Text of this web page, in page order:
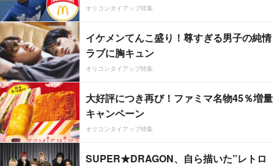
オリコンタイアップ特集
イケメンてんこ盛り！尊すぎる男子の純情
ラブに胸キュン
オリコンタイアップ特集
大好評につき再び！ファミマ名物45％増量
キャンペーン
オリコンタイアップ特集
SUPER★DRAGON、自ら描いた”レトロ